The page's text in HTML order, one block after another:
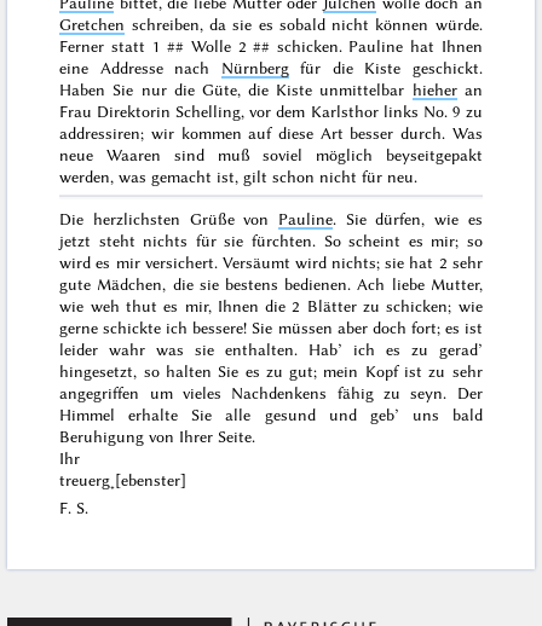
Gretchen schreiben, da sie es sobald nicht können würde.
Ferner statt 1 ## Wolle 2 ## schicken. Pauline hat Ihnen
eine Addresse nach Nürnbergfür die Kiste geschickt.
Haben Sie nur die Güte, die Kiste unmittelbar hieher an
Frau Direktorin Schelling, vor dem Karlsthor links No. 9 zu
addressiren; wir kommen auf diese Art besser durch. Was
neue Waaren sind muß soviel möglich beyseitgepakt
werden, wasgemacht ist, gilt schon nicht für neu.
Die herzlichsten Grüße von Pauline. Sie dürfen, wie es
jetzt steht nichts für sie fürchten. So scheint es mir; so
wird es mir versichert. Versäumt wird nichts; sie hat 2 sehr
gute Mädchen, die sie bestens bedienen. Ach liebe Mutter,
wie weh thut es mir, Ihnen die 2 Blätter zu schicken; wie
gerne schickte ich bessere! Sie müssen aber doch fort; es ist
leider wahr was sie enthalten. Hab’ ich es zu gerad’
hingesetzt, so halten Sie es zu gut; mein Kopf ist zu sehr
angegriffen um vieles Nachdenkens fähig zu seyn. Der
Himmel erhalte Sie alle gesund und geb’ uns bald
Beruhigung von Ihrer Seite.
Ihr
treuerg˖[ebenster]
F. S.